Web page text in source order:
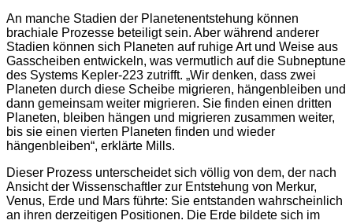
An manche Stadien der Planetenentstehung können
brachiale Prozesse beteiligt sein. Aber während anderer
Stadien können sich Planeten auf ruhige Art und Weise aus
Gasscheiben entwickeln, was vermutlich auf die Subneptune
des Systems Kepler-223 zutrifft. „Wir denken, dass zwei
Planeten durch diese Scheibe migrieren, hängenbleiben und
dann gemeinsam weiter migrieren. Sie finden einen dritten
Planeten, bleiben hängen und migrieren zusammen weiter,
bis sie einen vierten Planeten finden und wieder
hängenbleiben“, erklärte Mills.
Dieser Prozess unterscheidet sich völlig von dem, der nach
Ansicht der Wissenschaftler zur Entstehung von Merkur,
Venus, Erde und Mars führte: Sie entstanden wahrscheinlich
an ihren derzeitigen Positionen. Die Erde bildete sich im